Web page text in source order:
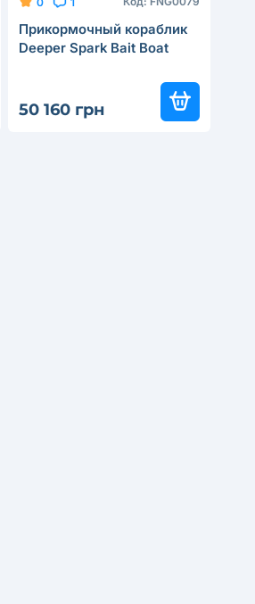
Прикормочный кораблик
Deeper Spark Bait Boat
50 160 грн